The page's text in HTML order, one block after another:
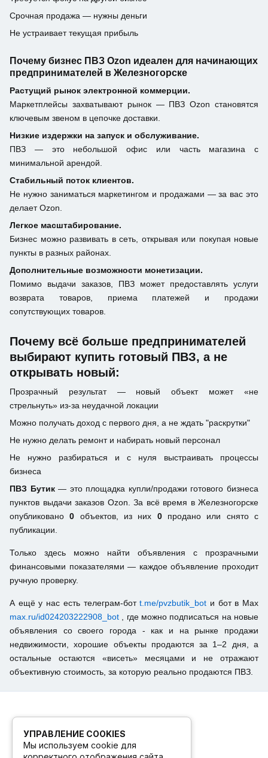
Срочная продажа — нужны деньги
Не устраивает текущая прибыль
Почему бизнес ПВЗ Ozon идеален для начинающих
предпринимателей в Железногорске
Растущий рынок электронной коммерции.
Маркетплейсы захватывают рынок — ПВЗ Ozon становятся
ключевым звеном в цепочке доставки.
Низкие издержки на запуск и обслуживание.
ПВЗ — это небольшой офис или часть магазина с
минимальной арендой.
Стабильный поток клиентов.
Не нужно заниматься маркетингом и продажами — за вас это
делает Ozon.
Легкое масштабирование.
Бизнес можно развивать в сеть, открывая или покупая новые
пункты в разных районах.
Дополнительные возможности монетизации.
Помимо выдачи заказов, ПВЗ может предоставлять услуги
возврата товаров, приема платежей и продажи
сопутствующих товаров.
Почему всё больше предпринимателей
выбирают купить готовый ПВЗ, а не
открывать новый:
Прозрачный результат — новый объект может «не
стрельнуть» из-за неудачной локации
Можно получать доход с первого дня, а не ждать "раскрутки"
Не нужно делать ремонт и набирать новый персонал
Не нужно разбираться и с нуля выстраивать процессы
бизнеса
ПВЗ Бутик— это площадка купли/продажи готового бизнеса
пунктов выдачи заказов Ozon. За всё время в Железногорске
опубликовано0 объектов, из них 0продано или снято с
публикации.
Только здесь можно найти объявления с прозрачными
финансовыми показателями — каждое объявление проходит
ручную проверку.
А ещё у нас есть телеграм-ботt.me/pvzbutik_bot и бот в Max
max.ru/id024203222908_bot
, где можно подписаться на новые
объявления со своего города - как и на рынке продажи
недвижимости, хорошие объекты продаются за 1–2 дня, а
остальные остаются «висеть» месяцами и не отражают
объективную стоимость, за которую реально продаются ПВЗ.
УПРАВЛЕНИЕ COOKIES
Мы используем cookie для